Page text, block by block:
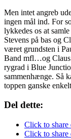
Men intet angreb
ingen mål ind. For
lykkedes os at
Stevens på bas og
været grundsten i
Band mfl…og Claus
rygrad i Blue
sammenhænge. Så
toppen ganske
Del dette:
Click to
Click to